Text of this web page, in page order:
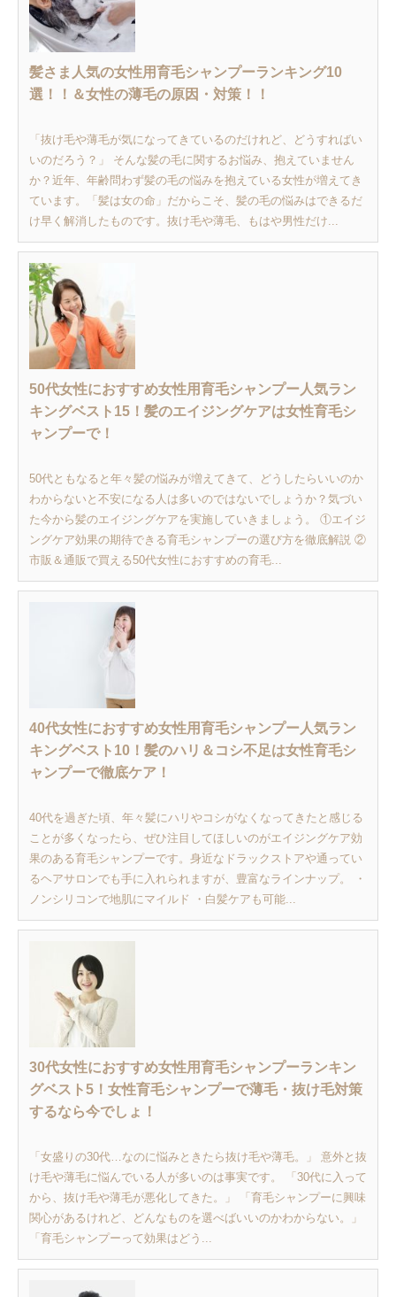
髪さま人気の女性用育毛シャンプーランキング10
選！！＆女性の薄毛の原因・対策！！
「抜け毛や薄毛が気になってきているのだけれど、どうすればい
いのだろう？」 そんな髪の毛に関するお悩み、抱えていません
か？近年、年齢問わず髪の毛の悩みを抱えている女性が増えてき
ています。「髪は女の命」だからこそ、髪の毛の悩みはできるだ
け早く解消したものです。抜け毛や薄毛、もはや男性だけ...
50代女性におすすめ女性用育毛シャンプー人気ラン
キングベスト15！髪のエイジングケアは女性育毛シ
ャンプーで！
50代ともなると年々髪の悩みが増えてきて、どうしたらいいのか
わからないと不安になる人は多いのではないでしょうか？気づい
た今から髪のエイジングケアを実施していきましょう。 ①エイジ
ングケア効果の期待できる育毛シャンプーの選び方を徹底解説 ②
市販＆通販で買える50代女性におすすめの育毛...
40代女性におすすめ女性用育毛シャンプー人気ラン
キングベスト10！髪のハリ＆コシ不足は女性育毛シ
ャンプーで徹底ケア！
40代を過ぎた頃、年々髪にハリやコシがなくなってきたと感じる
ことが多くなったら、ぜひ注目してほしいのがエイジングケア効
果のある育毛シャンプーです。身近なドラックストアや通ってい
るヘアサロンでも手に入れられますが、豊富なラインナップ。 ・
ノンシリコンで地肌にマイルド ・白髪ケアも可能...
30代女性におすすめ女性用育毛シャンプーランキン
グベスト5！女性育毛シャンプーで薄毛・抜け毛対策
するなら今でしょ！
「女盛りの30代…なのに悩みときたら抜け毛や薄毛。」 意外と抜
け毛や薄毛に悩んでいる人が多いのは事実です。 「30代に入って
から、抜け毛や薄毛が悪化してきた。」 「育毛シャンプーに興味
関心があるけれど、どんなものを選べばいいのかわからない。」
「育毛シャンプーって効果はどう...